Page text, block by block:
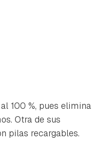
100 %, pues elimina
Otra de sus
pilas recargables.